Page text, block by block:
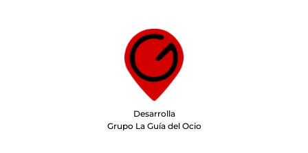
Desarrolla
Grupo La Guía del Ocio